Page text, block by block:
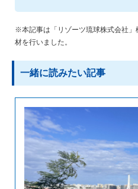
※本記事は「リゾーツ琉球株式会社
材を行いました。
一緒に読みたい記事